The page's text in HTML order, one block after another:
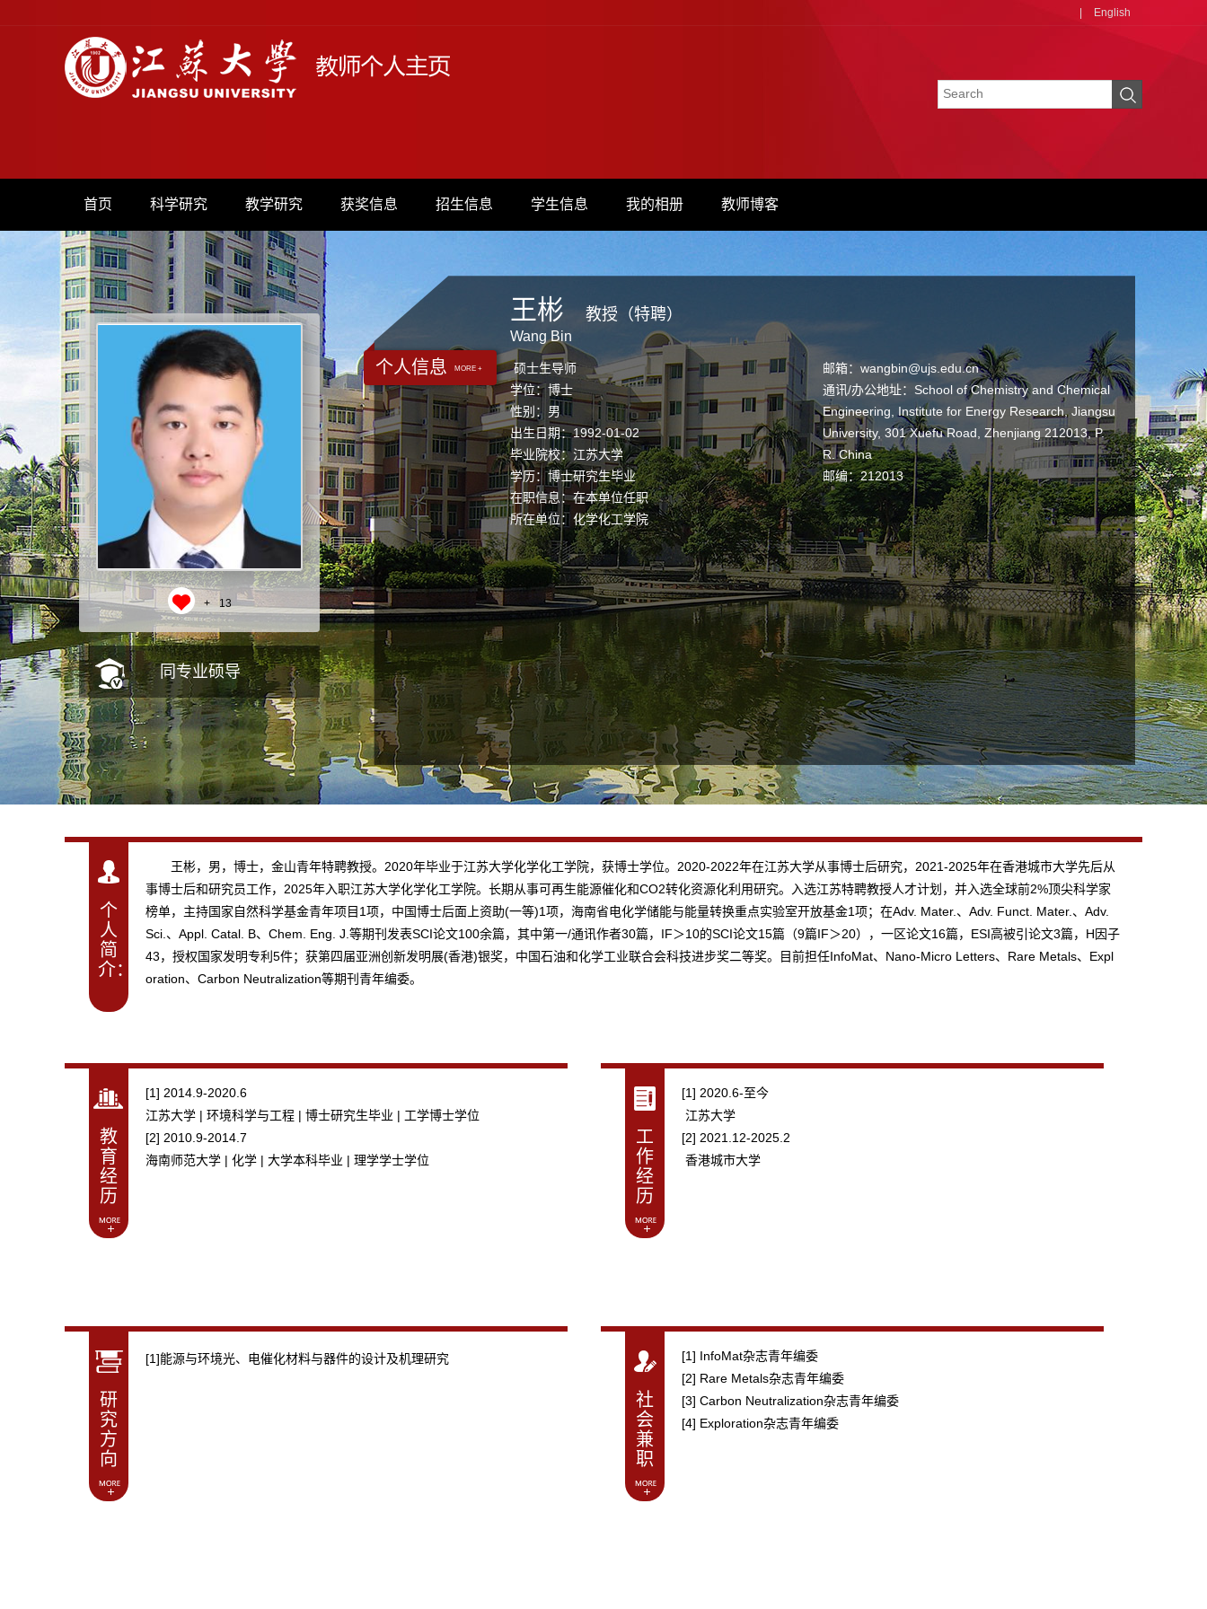
English
首页 科学研究 教学研究 获奖信息 招生信息 学生信息 我的相册 教师博客
+ 13
同专业硕导
个人信息 MORE +
王彬
Wang Bin
教授（特聘）
硕士生导师
学位：博士
性别：男
出生日期：1992-01-02
毕业院校：江苏大学
学历：博士研究生毕业
在职信息：在本单位任职
所在单位：化学化工学院
邮箱： wangbin@ujs.edu.cn
通讯/办公地址： School of Chemistry and Chemical
Engineering, Institute for Energy Research, Jiangsu
University, 301 Xuefu Road, Zhenjiang 212013, P.
R. China
邮编：212013
个
人
简
介：
王彬，男，博士，金山青年特聘教授。2020年毕业于江苏大学化学化工学院，获博士学位。2020-2022年在江苏大学从事博士后研究，2021-2025年在香港城市大学先后从
事博士后和研究员工作，2025年入职江苏大学化学化工学院。长期从事可再生能源催化和CO2转化资源化利用研究。入选江苏特聘教授人才计划，并入选全球前2%顶尖科学家
榜单，主持国家自然科学基金青年项目1项，中国博士后面上资助(一等)1项，海南省电化学储能与能量转换重点实验室开放基金1项；在Adv. Mater.、‌Adv. Funct. Mater.‌、Adv.
Sci.、Appl. Catal. B、Chem. Eng. J.等期刊发表SCI论文100余篇，其中第一/通讯作者30篇，IF＞10的SCI论文15篇（9篇IF＞20），一区论文16篇，ESI高被引论文3篇，H因子
43，授权国家发明专利5件；获第四届亚洲创新发明展(香港)银奖，中国石油和化学工业联合会科技进步奖二等奖。目前担任InfoMat、Nano-Micro Letters、Rare Metals、Expl
oration、Carbon Neutralization等期刊青年编委。
教
育
经
历
[1] 2014.9-2020.6
江苏大学 | 环境科学与工程 | 博士研究生毕业 | 工学博士学位
[2] 2010.9-2014.7
海南师范大学 | 化学 | 大学本科毕业 | 理学学士学位
工
作
经
历
[1] 2020.6-至今
江苏大学
[2] 2021.12-2025.2
香港城市大学
研
究
方
向
[1]能源与环境光、电催化材料与器件的设计及机理研究
社
会
兼
职
[1] InfoMat杂志青年编委
[2] Rare Metals杂志青年编委
[3] Carbon Neutralization杂志青年编委
[4] Exploration杂志青年编委